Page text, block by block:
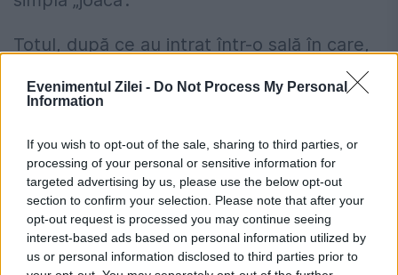
Evenimentul Zilei - Do Not Process My Personal
Information
If you wish to opt-out of the sale, sharing to third parties, or
processing of your personal or sensitive information for
targeted advertising by us, please use the below opt-out
section to confirm your selection. Please note that after your
opt-out request is processed you may continue seeing
interest-based ads based on personal information utilized by
us or personal information disclosed to third parties prior to
Totul, după ce au intrat într-o sală în care,
spuneau polițiștii, a fost pulverizată o
substanță paralizantă. Incidentul s-a produs
într-un liceu de presigiu din Iași:
„Acest gaz, care este chiar și letal, în
anumite situații, este silențios, nu îl simte
nimeni, nu îl vede, evoluția o vedem